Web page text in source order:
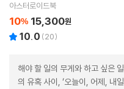
아스터로이드북
10% 15,300원
10.0 (20)
해야 할 일의 무게와 하고 싶은 일
의 유혹 사이, ‘오늘이, 어제, 내일